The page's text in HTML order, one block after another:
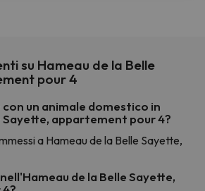
su Hameau de la Belle
pour 4
un animale domestico in
Sayette, appartement pour 4?
a Hameau de la Belle Sayette,
de la Belle Sayette,